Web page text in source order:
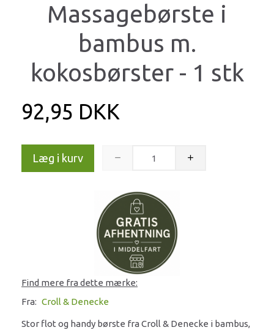
Massagebørste i
bambus m.
kokosbørster - 1 stk
92,95 DKK
Læg i kurv
Find mere fra dette mærke:
Fra: Croll & Denecke
Stor flot og handy børste fra Croll & Denecke i bambus,